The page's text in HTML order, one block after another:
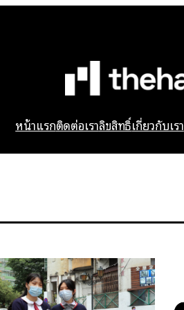
หน้าแรกติดต่อเราลิขสิทธิ์เกี่ยวกับเรา